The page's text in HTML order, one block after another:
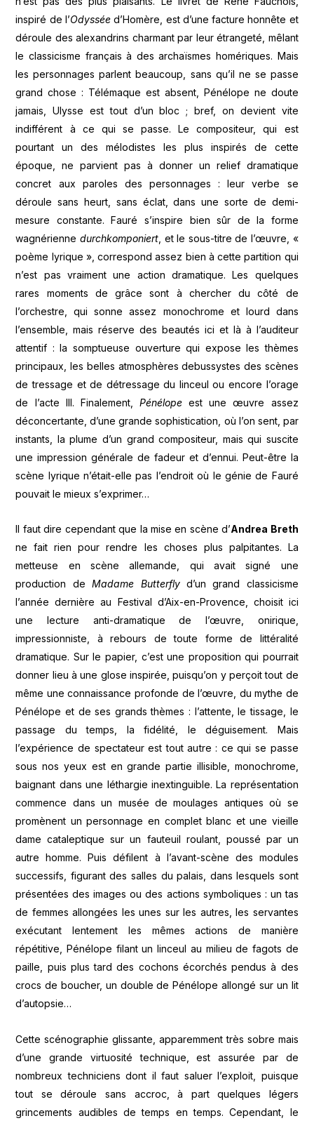
inspiré de l’Odysséed’Homère, est d’une facture honnête et
déroule des alexandrins charmant par leur étrangeté, mêlant
le classicisme français à des archaïsmes homériques. Mais
les personnages parlent beaucoup, sans qu’il ne se passe
grand chose : Télémaque est absent, Pénélope ne doute
jamais, Ulysse est tout d’un bloc ; bref, on devient vite
indifférent à ce qui se passe. Le compositeur, qui est
pourtant un des mélodistes les plus inspirés de cette
époque, ne parvient pas à donner un relief dramatique
concret aux paroles des personnages : leur verbe se
déroule sans heurt, sans éclat, dans une sorte de demi-
mesure constante. Fauré s’inspire bien sûr de la forme
wagnérienne durchkomponiert , et le sous-titre de l’œuvre, «
poème lyrique », correspond assez bien à cette partition qui
n’est pas vraiment une action dramatique. Les quelques
rares moments de grâce sont à chercher du côté de
l’orchestre, qui sonne assez monochrome et lourd dans
l’ensemble, mais réserve des beautés ici et là à l’auditeur
attentif : la somptueuse ouverture qui expose les thèmes
principaux, les belles atmosphères debussystes des scènes
de tressage et de détressage du linceul ou encore l’orage
de l’acte III. Finalement, Pénélope est une œuvre assez
déconcertante, d’une grande sophistication, où l’on sent, par
instants, la plume d’un grand compositeur, mais qui suscite
une impression générale de fadeur et d’ennui. Peut-être la
scène lyrique n’était-elle pas l’endroit où le génie de Fauré
pouvait le mieux s’exprimer…
Il faut dire cependant que la mise en scène d’Andrea Breth
ne fait rien pour rendre les choses plus palpitantes. La
metteuse en scène allemande, qui avait signé une
production deMadame Butterflyd’un grand classicisme
l’année dernière au Festival d’Aix-en-Provence, choisit ici
une lecture anti-dramatique de l’œuvre, onirique,
impressionniste, à rebours de toute forme de littéralité
dramatique. Sur le papier, c’est une proposition qui pourrait
donner lieu à une glose inspirée, puisqu’on y perçoit tout de
même une connaissance profonde de l’œuvre, du mythe de
Pénélope et de ses grands thèmes : l’attente, le tissage, le
passage du temps, la fidélité, le déguisement. Mais
l’expérience de spectateur est tout autre : ce qui se passe
sous nos yeux est en grande partie illisible, monochrome,
baignant dans une léthargie inextinguible. La représentation
commence dans un musée de moulages antiques où se
promènent un personnage en complet blanc et une vieille
dame cataleptique sur un fauteuil roulant, poussé par un
autre homme. Puis défilent à l’avant-scène des modules
successifs, figurant des salles du palais, dans lesquels sont
présentées des images ou des actions symboliques : un tas
de femmes allongées les unes sur les autres, les servantes
exécutant lentement les mêmes actions de manière
répétitive, Pénélope filant un linceul au milieu de fagots de
paille, puis plus tard des cochons écorchés pendus à des
crocs de boucher, un double de Pénélope allongé sur un lit
d’autopsie…
Cette scénographie glissante, apparemment très sobre mais
d’une grande virtuosité technique, est assurée par de
nombreux techniciens dont il faut saluer l’exploit, puisque
tout se déroule sans accroc, à part quelques légers
grincements audibles de temps en temps. Cependant, le